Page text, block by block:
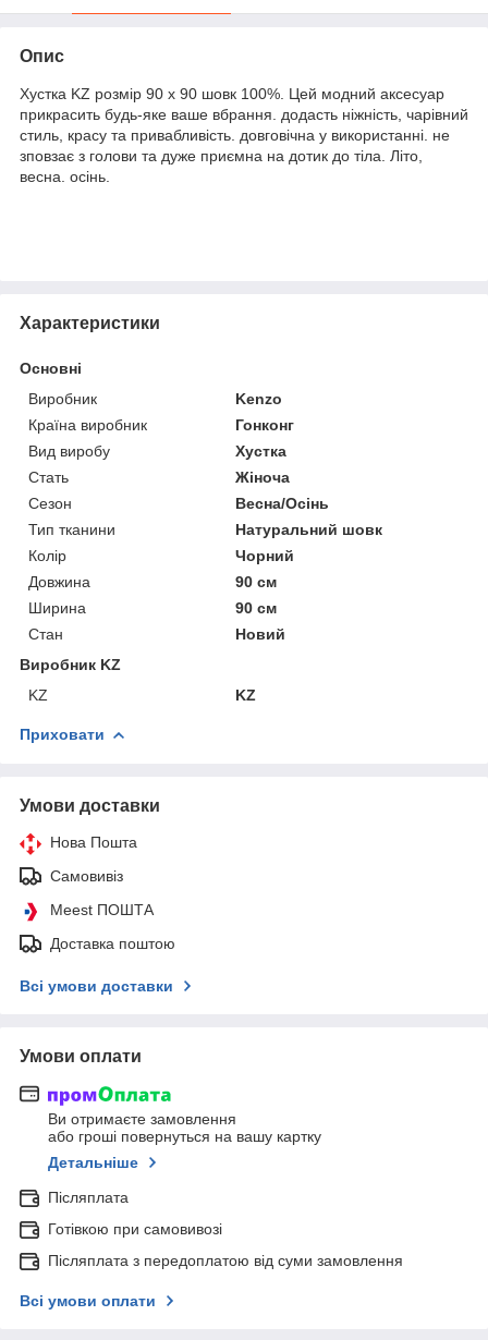
Опис
Хустка KZ розмір 90 х 90 шовк 100%. Цей модний аксесуар
прикрасить будь-яке ваше вбрання. додасть ніжність, чарівний
стиль, красу та привабливість. довговічна у використанні. не
зповзає з голови та дуже приємна на дотик до тіла. Літо,
весна. осінь.
Характеристики
Основні
Виробник
Kenzo
Країна виробник
Гонконг
Вид виробу
Хустка
Стать
Жіноча
Сезон
Весна/Осінь
Тип тканини
Натуральний шовк
Колір
Чорний
Довжина
90 см
Ширина
90 см
Стан
Новий
Виробник KZ
KZ
KZ
Приховати
Умови доставки
Нова Пошта
Самовивіз
Meest ПОШТА
Доставка поштою
Всі умови доставки
Умови оплати
Ви отримаєте замовлення
або гроші повернуться на вашу картку
Детальніше
Післяплата
Готівкою при самовивозі
Післяплата з передоплатою від суми замовлення
Всі умови оплати